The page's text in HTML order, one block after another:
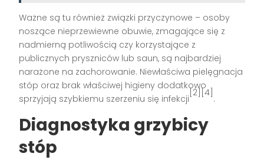
Ważne są tu również związki przyczynowe – osoby
noszące nieprzewiewne obuwie, zmagające się z
nadmierną potliwością czy korzystające z
publicznych pryszniców lub saun, są najbardziej
narażone na zachorowanie. Niewłaściwa pielęgnacja
stóp oraz brak właściwej higieny dodatkowo
sprzyjają szybkiemu szerzeniu się infekcji
[2][4]
.
Diagnostyka grzybicy
stóp